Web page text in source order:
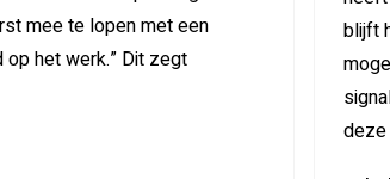
mee te lopen met een
het werk.” Dit zegt
blijft
deze